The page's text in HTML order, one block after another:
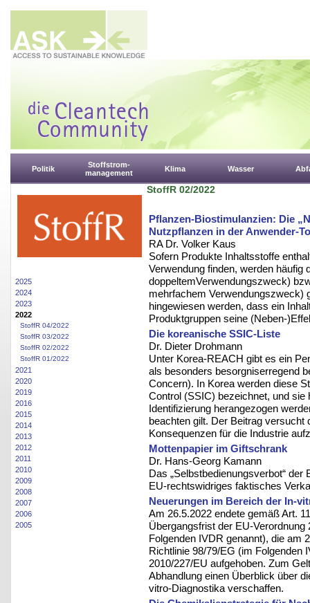
Politik
Stoffstrom-
management
Klima Wasser
2025
2024
2023
2022
StoffR 04/2022
StoffR 03/2022
StoffR 02/2022
StoffR 01/2022
2021
2020
2019
2016
2015
2014
2013
2012
2011
2010
2009
2008
2007
2006
2005
StoffR 02/2022
Pflanzen-Biostimulanzien: Die
Nutzpflanzen in der Anwender-
RA Dr. Volker Kaus
Sofern Produkte Inhaltsstoffe
Verwendung finden, werden häufig
doppeltemVerwendungszweck)
mehrfachem Verwendungszweck)
hingewiesen werden, dass ein
Produktgruppen seine (Neben-
Die koreanische SSIC-Liste
Dr. Dieter Drohmann
Unter Korea-REACH gibt es ein
als besonders besorgniserregend
Concern). In Korea werden diese
Control (SSIC) bezeichnet, und sie
Identifizierung herangezogen
beachten gilt. Der Beitrag versucht
Konsequenzen für die Industrie
Mottenpapier im Giftschrank
Dr. Hans-Georg Kamann
Das „Selbstbedienungsverbot“
EU-rechtswidriges faktisches
Neuerungen im Bereich der In-
Am 26.5.2022 endete gemäß Art.
Übergangsfrist der EU-
Folgenden IVDR genannt), die am
Richtlinie 98/79/EG (im Folgenden
2010/227/EU aufgehoben. Zum
Abhandlung einen Überblick über
vitro-Diagnostika verschaffen.